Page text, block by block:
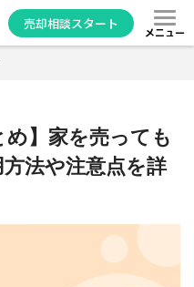
売却相談スタート
メニュー
め】家を売っても
法や注意点を詳